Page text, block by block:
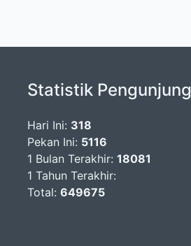
Statistik Pengunjung
Hari Ini: 318
Pekan Ini: 5116
1 Bulan Terakhir: 18081
1 Tahun Terakhir:
Total: 649675